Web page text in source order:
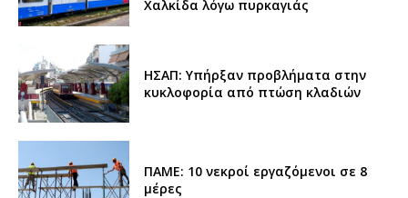
Χαλκίδα λόγω πυρκαγιάς
ΗΣΑΠ: Υπήρξαν προβλήματα στην
κυκλοφορία από πτώση κλαδιών
ΠΑΜΕ: 10 νεκροί εργαζόμενοι σε 8
μέρες